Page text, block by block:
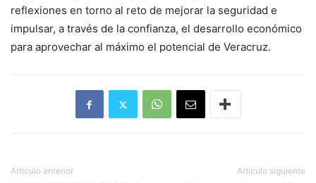
reflexiones en torno al reto de mejorar la seguridad e
impulsar, a través de la confianza, el desarrollo económico
para aprovechar al máximo el potencial de Veracruz.
Artículo anterior Artículo siguiente